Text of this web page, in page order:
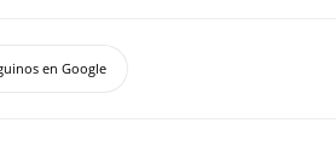
en Google